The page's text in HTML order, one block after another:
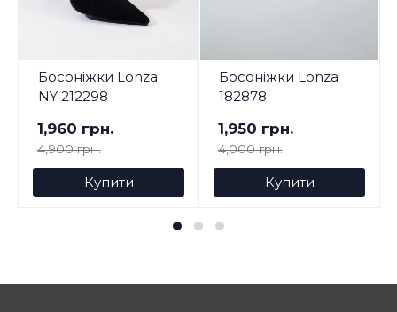
Босоніжки Lonza
NY 212298
1,960 грн.
4,900 грн.
Купити
Босоніжки Lonza
182878
1,950 грн.
4,000 грн.
Купити